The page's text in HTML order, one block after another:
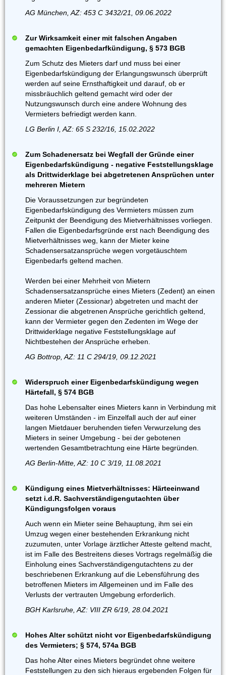
AG München, AZ: 453 C 3432/21, 09.06.2022
Zur Wirksamkeit einer mit falschen Angaben
gemachten Eigenbedarfkündigung, § 573 BGB
Zum Schutz des Mieters darf und muss bei einer
Eigenbedarfskündigung der Erlangungswunsch überprüft
werden auf seine Ernsthaftigkeit und darauf, ob er
missbräuchlich geltend gemacht wird oder der
Nutzungswunsch durch eine andere Wohnung des
Vermieters befriedigt werden kann.
LG Berlin I, AZ: 65 S 232/16, 15.02.2022
Zum Schadenersatz bei Wegfall der Gründe einer
Eigenbedarfskündigung - negative Feststellungsklage
als Drittwiderklage bei abgetretenen Ansprüchen unter
mehreren Mietern
Die Voraussetzungen zur begründeten
Eigenbedarfskündigung des Vermieters müssen zum
Zeitpunkt der Beendigung des Mietverhältnisses vorliegen.
Fallen die Eigenbedarfsgründe erst nach Beendigung des
Mietverhältnisses weg, kann der Mieter keine
Schadensersatzansprüche wegen vorgetäuschtem
Eigenbedarfs geltend machen.
Werden bei einer Mehrheit von Mietern
Schadensersatzansprüche eines Mieters (Zedent) an einen
anderen Mieter (Zessionar) abgetreten und macht der
Zessionar die abgetrenen Ansprüche gerichtlich geltend,
kann der Vermieter gegen den Zedenten im Wege der
Drittwiderklage negative Feststellungsklage auf
Nichtbestehen der Ansprüche erheben.
AG Bottrop, AZ: 11 C 294/19, 09.12.2021
Widerspruch einer Eigenbedarfskündigung wegen
Härtefall, § 574 BGB
Das hohe Lebensalter eines Mieters kann in Verbindung mit
weiteren Umständen - im Einzelfall auch der auf einer
langen Mietdauer beruhenden tiefen Verwurzelung des
Mieters in seiner Umgebung - bei der gebotenen
wertenden Gesamtbetrachtung eine Härte begründen.
AG Berlin-Mitte, AZ: 10 C 3/19, 11.08.2021
Kündigung eines Mietverhältnisses: Härteeinwand
setzt i.d.R. Sachverständigengutachten über
Kündigungsfolgen voraus
Auch wenn ein Mieter seine Behauptung, ihm sei ein
Umzug wegen einer bestehenden Erkrankung nicht
zuzumuten, unter Vorlage ärztlicher Atteste geltend macht,
ist im Falle des Bestreitens dieses Vortrags regelmäßig die
Einholung eines Sachverständigengutachtens zu der
beschriebenen Erkrankung auf die Lebensführung des
betroffenen Mieters im Allgemeinen und im Falle des
Verlusts der vertrauten Umgebung erforderlich.
BGH Karlsruhe, AZ: VIII ZR 6/19, 28.04.2021
Hohes Alter schützt nicht vor Eigenbedarfskündigung
des Vermieters; § 574, 574a BGB
Das hohe Alter eines Mieters begründet ohne weitere
Feststellungen zu den sich hieraus ergebenden Folgen für